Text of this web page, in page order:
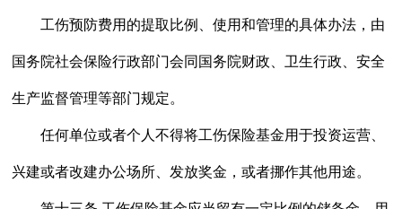
工伤预防费用的提取比例、使用和管理的具体办法，由
国务院社会保险行政部门会同国务院财政、卫生行政、安全
生产监督管理等部门规定。
任何单位或者个人不得将工伤保险基金用于投资运营、
兴建或者改建办公场所、发放奖金，或者挪作其他用途。